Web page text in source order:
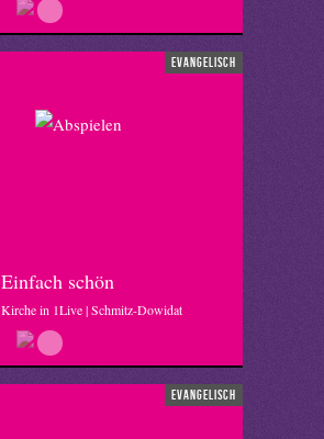
evangelisch
Einfach schön
Kirche in 1Live | Schmitz-Dowidat
evangelisch